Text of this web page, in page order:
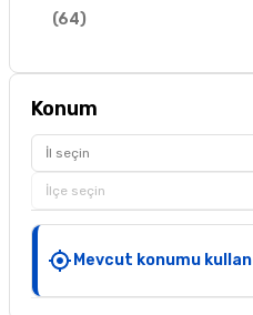
(64)
Konum
İl seçin
İlçe seçin
Mevcut konumu kullan